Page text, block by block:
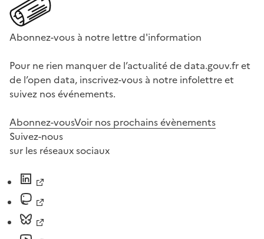
Abonnez-vous à notre lettre d'information
Pour ne rien manquer de l’actualité de data.gouv.fr et
de l’open data, inscrivez-vous à notre infolettre et
suivez nos événements.
Abonnez-vousVoir nos prochains évènements
Suivez-nous
sur les réseaux sociaux